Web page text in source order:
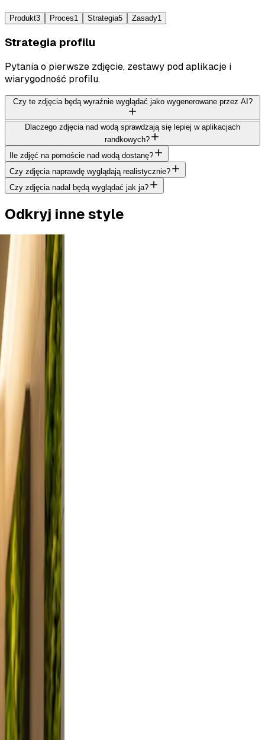
Produkt3 Proces1 Strategia5 Zasady1
Strategia profilu
Pytania o pierwsze zdjęcie, zestawy pod aplikacje i
wiarygodność profilu.
Czy te zdjęcia będą wyraźnie wyglądać jako wygenerowane przez AI?
Dlaczego zdjęcia nad wodą sprawdzają się lepiej w aplikacjach
randkowych?
Ile zdjęć na pomoście nad wodą dostanę?
Czy zdjęcia naprawdę wyglądają realistycznie?
Czy zdjęcia nadal będą wyglądać jak ja?
Odkryj inne style
a
and
a